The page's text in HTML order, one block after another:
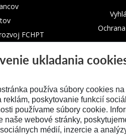
FCHPT
ukladania
používa súbory cookies
reklám, poskytovanie funkcií
používame súbory cookie.
naše webové stránky,
médií, inzercie a